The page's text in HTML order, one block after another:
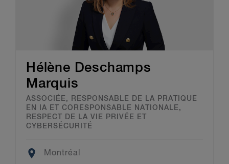
Hélène Deschamps
Marquis
ASSOCIÉE, RESPONSABLE DE LA PRATIQUE
EN IA ET CORESPONSABLE NATIONALE,
RESPECT DE LA VIE PRIVÉE ET
CYBERSÉCURITÉ
Location
Montréal